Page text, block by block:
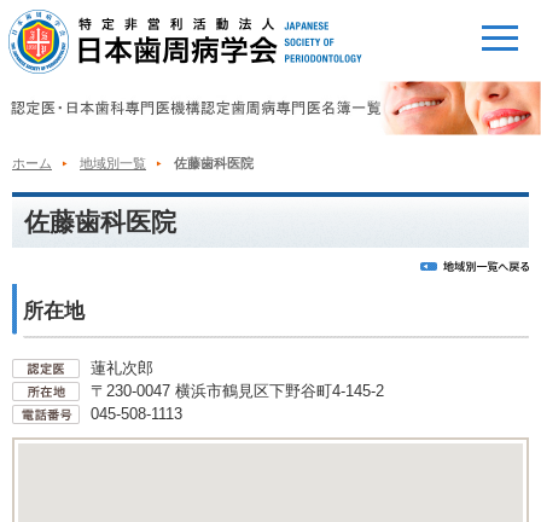
ホーム 地域別一覧 佐藤歯科医院
佐藤歯科医院
所在地
蓮礼次郎
〒230-0047 横浜市鶴見区下野谷町4-145-2
045-508-1113